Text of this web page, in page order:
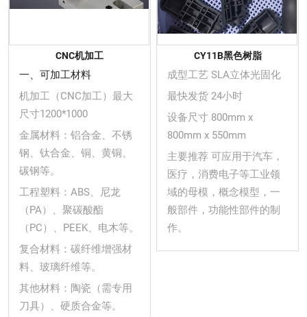
CNC机加工
一、可加工材料
机加工（CNC加工）最大
尺寸1200*1000
金属材料：铝合金、不锈
钢、钛合金、铜、黄铜、
碳钢等。
工程塑料：ABS、尼龙
（PA）、聚碳酸酯
（PC）、PEEK、电木等。
复合材料：碳纤维增强材
料、玻璃纤维等。
其他材料：陶瓷（需专用
刀具）、硬质合金等。
CY11B黑色树脂
成型工艺 SLA立体光固化
最快发货 24小时
设备尺寸 800mm x
800mm x 550mm
主要推荐 可应用于汽车，
医疗，消费电子等工业领
域的母模，概念模型，一
般部件，功能性部件的制
作。